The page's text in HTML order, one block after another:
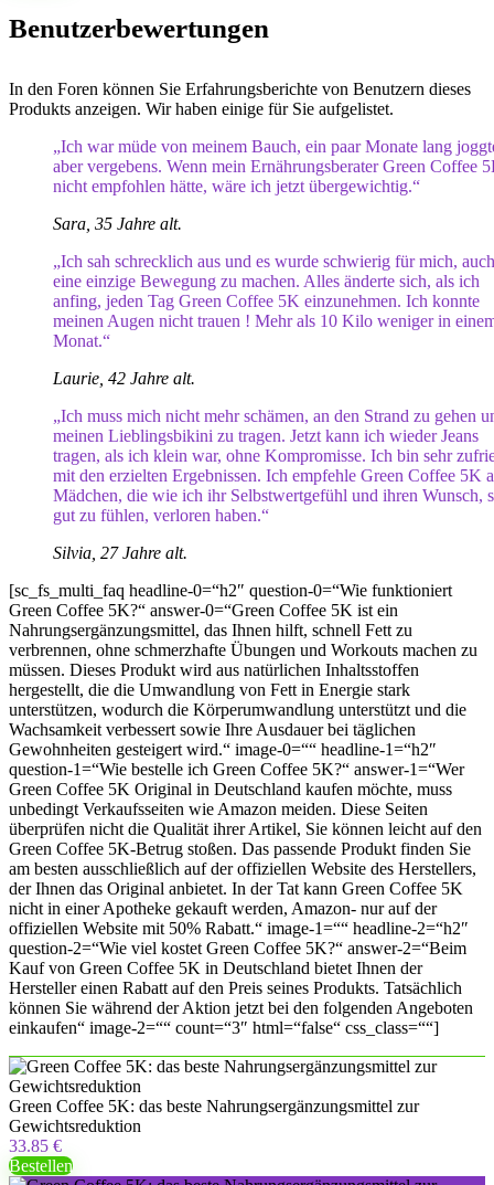
Benutzerbewertungen
In den Foren können Sie Erfahrungsberichte von Benutzern dieses
Produkts anzeigen. Wir haben einige für Sie aufgelistet.
„Ich war müde von meinem Bauch, ein paar Monate lang
aber vergebens. Wenn mein Ernährungsberater Green Coffee
nicht empfohlen hätte, wäre ich jetzt übergewichtig.“
Sara, 35 Jahre alt.
„Ich sah schrecklich aus und es wurde schwierig für mich,
eine einzige Bewegung zu machen. Alles änderte sich, als ich
anfing, jeden Tag Green Coffee 5K einzunehmen. Ich konnte
meinen Augen nicht trauen ! Mehr als 10 Kilo weniger in
Monat.“
Laurie, 42 Jahre alt.
„Ich muss mich nicht mehr schämen, an den Strand zu gehen
meinen Lieblingsbikini zu tragen. Jetzt kann ich wieder Jeans
tragen, als ich klein war, ohne Kompromisse. Ich bin sehr
mit den erzielten Ergebnissen. Ich empfehle Green Coffee 5K
Mädchen, die wie ich ihr Selbstwertgefühl und ihren Wunsch,
gut zu fühlen, verloren haben.“
Silvia, 27 Jahre alt.
[sc_fs_multi_faq headline-0=“h2″ question-0=“Wie funktioniert
Green Coffee 5K?“ answer-0=“Green Coffee 5K ist ein
Nahrungsergänzungsmittel, das Ihnen hilft, schnell Fett zu
verbrennen, ohne schmerzhafte Übungen und Workouts machen zu
müssen. Dieses Produkt wird aus natürlichen Inhaltsstoffen
hergestellt, die die Umwandlung von Fett in Energie stark
unterstützen, wodurch die Körperumwandlung unterstützt und die
Wachsamkeit verbessert sowie Ihre Ausdauer bei täglichen
Gewohnheiten gesteigert wird.“ image-0=““ headline-1=“h2″
question-1=“Wie bestelle ich Green Coffee 5K?“ answer-1=“Wer
Green Coffee 5K Original in Deutschland kaufen möchte, muss
unbedingt Verkaufsseiten wie Amazon meiden. Diese Seiten
überprüfen nicht die Qualität ihrer Artikel, Sie können leicht auf den
Green Coffee 5K-Betrug stoßen. Das passende Produkt finden Sie
am besten ausschließlich auf der offiziellen Website des Herstellers,
der Ihnen das Original anbietet. In der Tat kann Green Coffee 5K
nicht in einer Apotheke gekauft werden, Amazon- nur auf der
offiziellen Website mit 50% Rabatt.“ image-1=““ headline-2=“h2″
question-2=“Wie viel kostet Green Coffee 5K?“ answer-2=“Beim
Kauf von Green Coffee 5K in Deutschland bietet Ihnen der
Hersteller einen Rabatt auf den Preis seines Produkts. Tatsächlich
können Sie während der Aktion jetzt bei den folgenden Angeboten
einkaufen“ image-2=““ count=“3″ html=“false“ css_class=““]
Green Coffee 5K: das beste Nahrungsergänzungsmittel zur
Gewichtsreduktion
33.85 €
Bestellen